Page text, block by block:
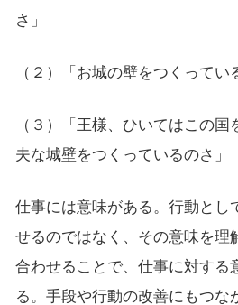
さ」
（２）「お城の壁をつくってい
（３）「王様、ひいてはこの
夫な城壁をつくっているのさ」
仕事には意味がある。行動とし
せるのではなく、その意味を理
合わせることで、仕事に対する
る。手段や行動の改善にもつな